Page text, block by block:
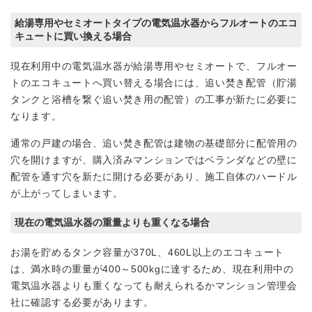
給湯専用やセミオートタイプの電気温水器からフルオートのエコ
キュートに買い換える場合
現在利用中の電気温水器が給湯専用やセミオートで、フルオー
トのエコキュートへ買い替える場合には、追い焚き配管（貯湯
タンクと浴槽を繋ぐ追い焚き用の配管）の工事が新たに必要に
なります。
通常の戸建の場合、追い焚き配管は建物の基礎部分に配管用の
穴を開けますが、購入済みマンションではベランダなどの壁に
配管を通す穴を新たに開ける必要があり、施工自体のハードル
が上がってしまいます。
現在の電気温水器の重量よりも重くなる場合
お湯を貯めるタンク容量が370L、460L以上のエコキュート
は、満水時の重量が400～500kgに達するため、現在利用中の
電気温水器よりも重くなっても耐えられるかマンション管理会
社に確認する必要があります。